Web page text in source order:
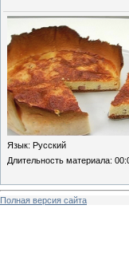
Язык: Русский
Длительность материала:
Полная версия сайта